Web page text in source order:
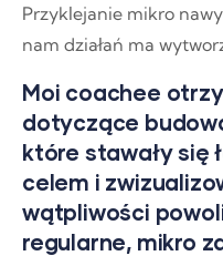
Przyklejanie mikro
nam działań ma
Moi coachee
dotyczące
które stawały się
celem i
wątpliwości
regularne, mikro